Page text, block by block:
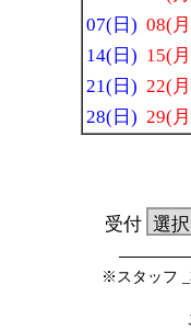
07(日) 08(
14(日) 15(
21(日) 22(
28(日) 29(
受付
※スタッフ _